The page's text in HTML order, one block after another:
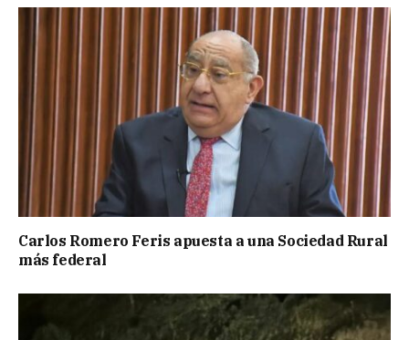
Carlos Romero Feris apuesta a una Sociedad Rural
más federal